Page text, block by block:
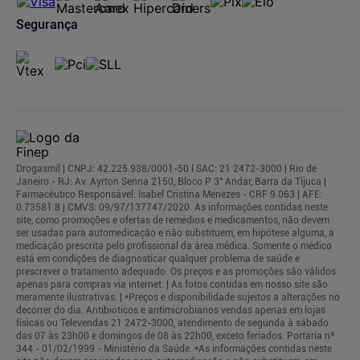
Segurança
Drogasmil | CNPJ: 42.225.938/0001-50 l SAC: 21 2472-3000 | Rio de
Janeiro - RJ: Av. Ayrton Senna 2150, Bloco P 3° Andar, Barra da Tijuca |
Farmacêutico Responsável: Isabel Cristina Menezes - CRF 9.063 | AFE:
0.73581.8 | CMVS: 09/97/137747/2020. As informações contidas neste
site, como promoções e ofertas de remédios e medicamentos, não devem
ser usadas para automedicação e não substituem, em hipótese alguma, a
medicação prescrita pelo profissional da área médica. Somente o médico
está em condições de diagnosticar qualquer problema de saúde e
prescrever o tratamento adequado. Os preços e as promoções são válidos
apenas para compras via internet. | As fotos contidas em nosso site são
meramente ilustrativas. | *Preços e disponibilidade sujeitos a alterações no
decorrer do dia. Antibióticos e antimicrobianos vendas apenas em lojas
físicas ou Televendas 21 2472-3000, atendimento de segunda à sábado
das 07 às 23h00 e domingos de 08 às 22h00, exceto feriados. Portaria nº
344 - 01/02/1999 - Ministério da Saúde. *As informações contidas neste